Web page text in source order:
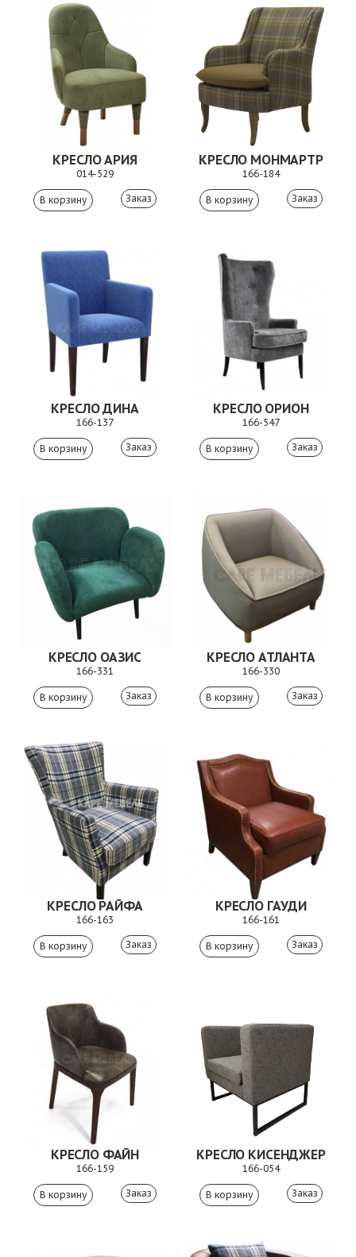
КРЕСЛО АРИЯ
014-529
Заказ
КРЕСЛО МОНМАРТР
166-184
Заказ
КРЕСЛО ДИНА
166-137
Заказ
КРЕСЛО ОРИОН
166-547
Заказ
КРЕСЛО ОАЗИС
166-331
Заказ
КРЕСЛО АТЛАНТА
166-330
Заказ
КРЕСЛО РАЙФА
166-163
Заказ
КРЕСЛО ГАУДИ
166-161
Заказ
КРЕСЛО ФАЙН
166-159
Заказ
КРЕСЛО КИСЕНДЖЕР
166-054
Заказ